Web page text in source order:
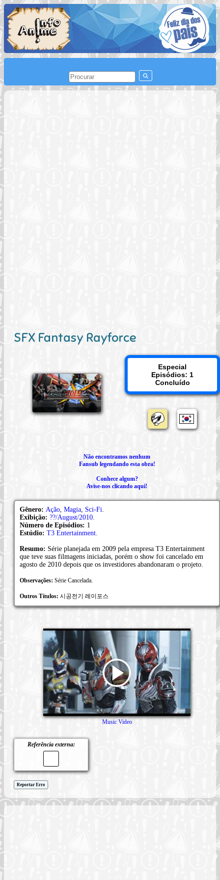
SFX Fantasy Rayforce
Especial
Episódios: 1
Concluído
Não encontramos nenhum
Fansub legendando esta obra!
Conhece algum?
Avise-nos clicando aqui!
Gênero: Ação Magia Sci-Fi
Exibição: ??/August/2010
Número de Episódios: 1
Estúdio: T3 Entertainment
Resumo: Série planejada em 2009 pela empresa T3 Entertainment
que teve suas filmagens iniciadas, porém o show foi cancelado em
agosto de 2010 depois que os investidores abandonaram o projeto.
Observações: Série Cancelada.
Outros Títulos: 시공전기 레이포스
Referência externa:
Music Video
Reportar Erro